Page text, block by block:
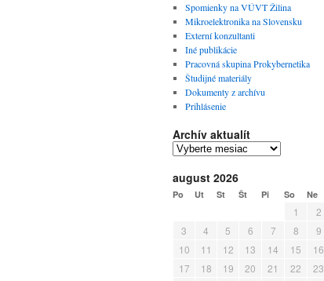
Spomienky na VÚVT Žilina
Mikroelektronika na Slovensku
Externí konzultanti
Iné publikácie
Pracovná skupina Prokybernetika
Študijné materiály
Dokumenty z archívu
Prihlásenie
Archív aktualít
august 2026
Po Ut St Št Pi So Ne
1
2
3
4 5 6 7 8
9
10
11 12 13 14 15
16
17
18 19 20 21 22
23